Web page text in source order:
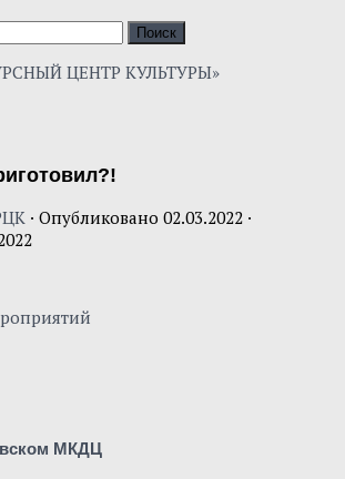
· Опубликовано 02.03.2022 ·
МКДЦ